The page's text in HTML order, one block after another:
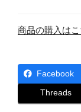
商品の購入はこ
Facebook
Threads